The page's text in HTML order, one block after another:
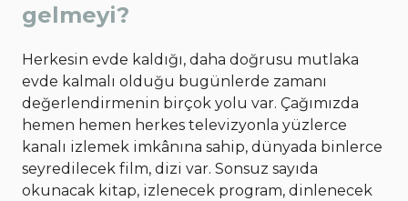
gelmeyi?
Herkesin evde kaldığı, daha doğrusu mutlaka
evde kalmalı olduğu bugünlerde zamanı
değerlendirmenin birçok yolu var. Çağımızda
hemen hemen herkes televizyonla yüzlerce
kanalı izlemek imkânına sahip, dünyada binlerce
seyredilecek film, dizi var. Sonsuz sayıda
okunacak kitap, izlenecek program, dinlenecek